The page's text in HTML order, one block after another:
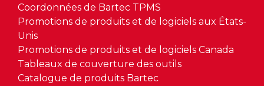
Coordonnées de Bartec TPMS
Promotions de produits et de logiciels aux États-
Unis
Promotions de produits et de logiciels Canada
Tableaux de couverture des outils
Catalogue de produits Bartec